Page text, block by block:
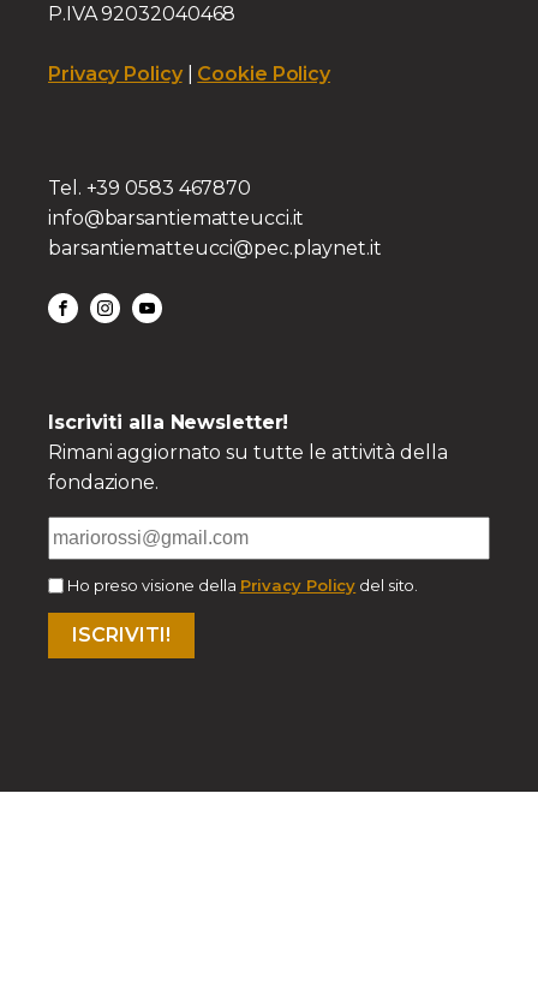
P.IVA 92032040468
Privacy Policy| Cookie Policy
Tel. +39 0583 467870
info@barsantiematteucci.it
barsantiematteucci@pec.playnet.it
Iscriviti alla Newsletter!
Rimani aggiornato su tutte le attività della
fondazione.
Ho preso visione della Privacy Policy del sito.